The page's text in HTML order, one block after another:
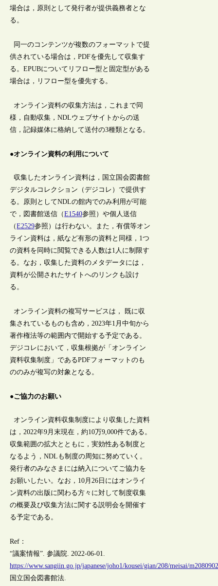
場合は，原則として発行者が提供義務者とな
る。
同一のコンテンツが複数のフォーマットで提
供されている場合は，PDFを優先して収集す
る。EPUBについてリフロー型と固定型がある
場合は，リフロー型を優先する。
オンライン資料の収集方法は，これまで同
様，自動収集，NDLウェブサイトからの送
信，記録媒体に格納して送付の3種類となる。
●オンライン資料の利用について
収集したオンライン資料は，国立国会図書館
デジタルコレクション（デジコレ）で提供す
る。原則としてNDLの館内でのみ利用が可能
で，図書館送信（E1540参照）や個人送信
（E2529参照）は行わない。また，有償等オン
ライン資料は，紙など有形の資料と同様，1つ
の資料を同時に閲覧できる人数は1人に制限す
る。なお，収集した資料のメタデータには，
資料が公開されたサイトへのリンクも設け
る。
オンライン資料の複写サービスは， 既に収
集されているものも含め，2023年1月中旬から
著作権法等の範囲内で開始する予定である。
デジコレにおいて，収集根拠が「オンライン
資料収集制度」であるPDFフォーマットのも
ののみが複写の対象となる。
●ご協力のお願い
オンライン資料収集制度により収集した資料
は，2022年9月末現在，約10万9,000件である。
収集範囲の拡大とともに，実効性ある制度と
なるよう，NDLも制度の周知に努めていく。
発行者のみなさまには納入についてご協力を
お願いしたい。なお，10月26日にはオンライ
ン資料の出版に関わる方々に対して制度収集
の概要及び収集方法に関する説明会を開催す
る予定である。
Ref：
“議案情報”. 参議院. 2022-06-01.
https://www.sangiin.go.jp/japanese/joho1/kousei/gian/208/meisai/
国立国会図書館法.